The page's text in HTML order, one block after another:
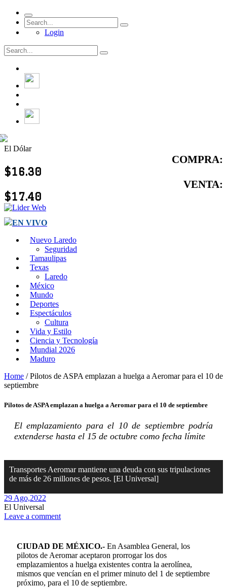
Login
El Dólar
COMPRA:
$16.30
VENTA:
$17.40
EN VIVO
Nuevo Laredo
Seguridad
Tamaulipas
Texas
Laredo
México
Mundo
Deportes
Espectáculos
Cultura
Vida y Estilo
Ciencia y Tecnología
Mundial 2026
Maduro
Home / Pilotos de ASPA emplazan a huelga a Aeromar para el 10 de
septiembre
Pilotos de ASPA emplazan a huelga a Aeromar para el 10 de septiembre
El emplazamiento para el 10 de septiembre podría
extenderse hasta el 15 de octubre como fecha límite
Transportes Aeromar mantiene una deuda con sus tripulaciones
de más de 26 millones de pesos. [El Universal]
29 Ago,2022
El Universal
Leave a comment
CIUDAD DE MÉXICO.- En Asamblea General, los
pilotos de Aeromar aceptaron prorrogar los dos
emplazamientos a huelga existentes contra la aerolínea,
mismos que vencían en el primer minuto del 1 de septiembre
próximo, para el 10 de septiembre.